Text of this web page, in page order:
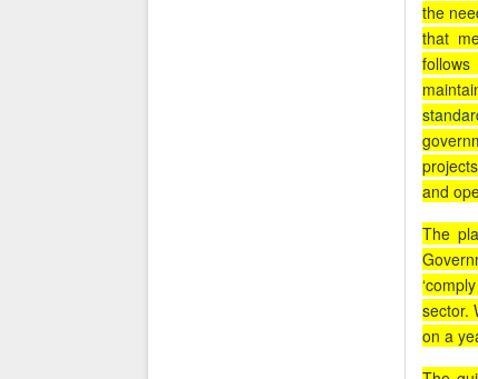
the
that
and
The
sector.
on a